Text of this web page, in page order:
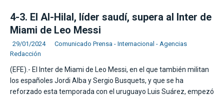
4-3. El Al-Hilal, líder saudí, supera al Inter de
Miami de Leo Messi
29/01/2024
Comunicado Prensa - Internacional - Agencias
Redacción
(EFE).- El Inter de Miami de Leo Messi, en el que también militan
los españoles Jordi Alba y Sergio Busquets, y que se ha
reforzado esta temporada con el uruguayo Luis Suárez, empezó